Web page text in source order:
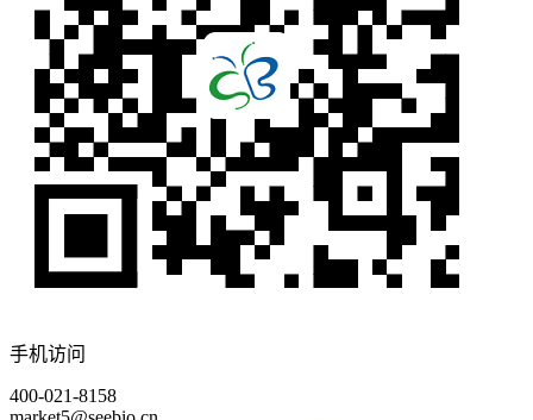
手机访问
400-021-8158